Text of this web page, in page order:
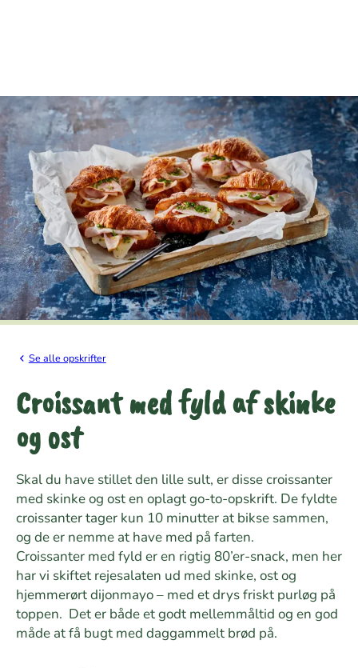
Se alle opskrifter
Croissant med fyld af skinke
og ost
Skal du have stillet den lille sult, er disse croissanter
med skinke og ost en oplagt go-to-opskrift. De fyldte
croissanter tager kun 10 minutter at bikse sammen,
og de er nemme at have med på farten.
Croissanter med fyld er en rigtig 80’er-snack, men her
har vi skiftet rejesalaten ud med skinke, ost og
hjemmerørt dijonmayo – med et drys friskt purløg på
toppen. Det er både et godt mellemmåltid og en god
måde at få bugt med daggammelt brød på.